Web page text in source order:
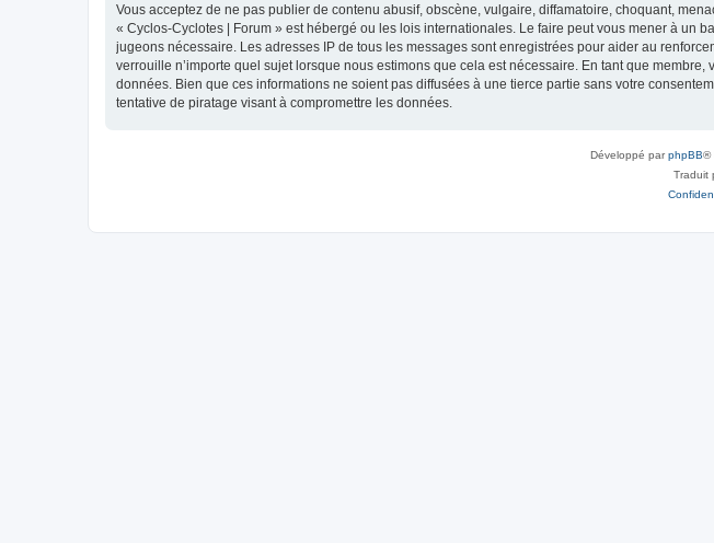
Vous acceptez de ne pas publier de contenu abusif, obscène, vulgaire, diffamatoire, choquant,
« Cyclos-Cyclotes | Forum » est hébergé ou les lois internationales. Le faire peut vous mener à un
jugeons nécessaire. Les adresses IP de tous les messages sont enregistrées pour aider au
verrouille n’importe quel sujet lorsque nous estimons que cela est nécessaire. En tant que
données. Bien que ces informations ne soient pas diffusées à une tierce partie sans votre
tentative de piratage visant à compromettre les données.
Développé parphpBB®
Traduit